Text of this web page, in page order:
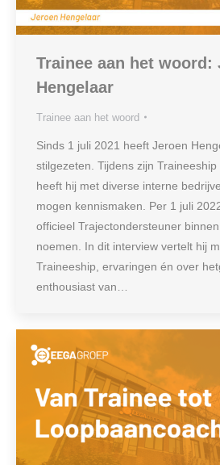
Trainee aan het woord:
Hengelaar
Trainee aan het woord
Sinds 1 juli 2021 heeft Jeroen
stilgezeten. Tijdens zijn
heeft hij met diverse interne
mogen kennismaken. Per 1 juli
officieel Trajectondersteuner
noemen. In dit interview vertelt hij
Traineeship, ervaringen én over
enthousiast van…